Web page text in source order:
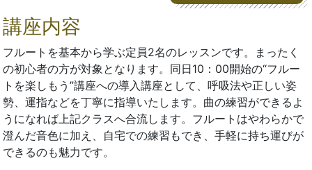
講座内容
フルートを基本から学ぶ定員2名のレッスンです。まったく
の初心者の方が対象となります。同日10：00開始の“フルー
トを楽しもう”講座への導入講座として、呼吸法や正しい姿
勢、運指などを丁寧に指導いたします。曲の練習ができるよ
うになれば上記クラスへ合流します。フルートはやわらかで
澄んだ音色に加え、自宅での練習もでき、手軽に持ち運びが
できるのも魅力です。